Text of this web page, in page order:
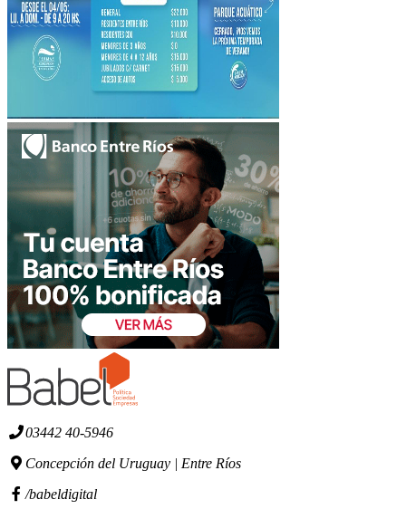
03442 40-5946
Concepción del Uruguay | Entre Ríos
/babeldigital